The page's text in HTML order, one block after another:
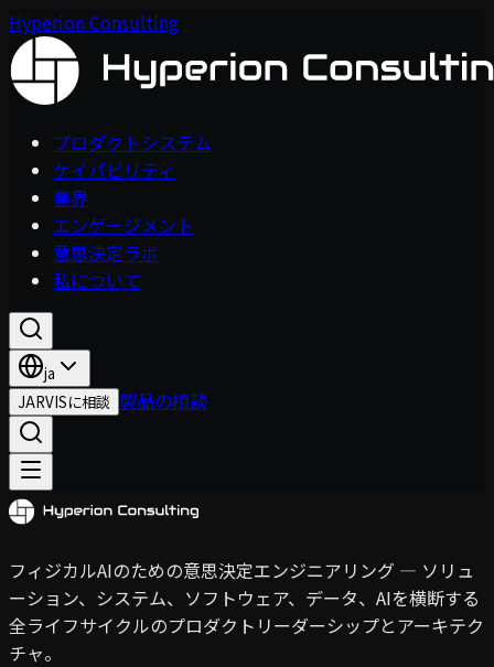
Hyperion Consulting
プロダクトシステム
ケイパビリティ
業界
エンゲージメント
意思決定ラボ
私について
ja
JARVISに相談 製品の相談
フィジカルAIのための意思決定エンジニアリング — ソリュ
ーション、システム、ソフトウェア、データ、AIを横断する
全ライフサイクルのプロダクトリーダーシップとアーキテク
チャ。